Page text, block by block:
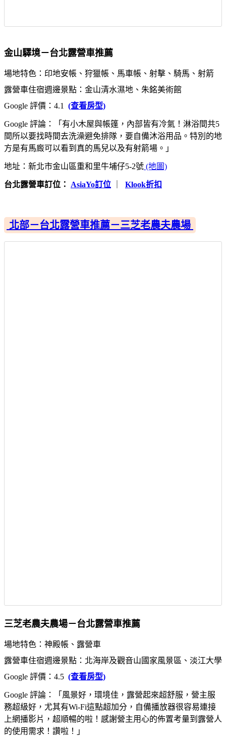
金山驛境－台北露營車推薦
場地特色：印地安帳、狩獵帳、馬車帳、射擊、騎馬、射箭
露營車住宿週邊景點：金山清水濕地、朱銘美術館
Google 評價：4.1 (查看房型)
Google 評論：「有小木屋與帳篷，內部皆有冷氣！淋浴間共5
間所以要找時間去洗澡避免排隊，要自備沐浴用品。特別的地
方是有馬廄可以看到真的馬兒以及有射箭場。」
地址：新北市金山區重和里牛埔仔5-2號 (地圖)
台北露營車訂位： AsiaYo訂位 Klook折扣
北部－台北露營車推薦－三芝老農夫農場
三芝老農夫農場－台北露營車推薦
場地特色：神殿帳、露營車
露營車住宿週邊景點：北海岸及觀音山國家風景區、淡江大學
Google 評價：4.5 (查看房型)
Google 評論：「風景好，環境佳，露營起來超舒服，營主服
務超級好，尤其有Wi-Fi這點超加分，自備播放器很容易連接
上網播影片，超順暢的啦！感謝營主用心的佈置考量到露營人
的使用需求！讚啦！」